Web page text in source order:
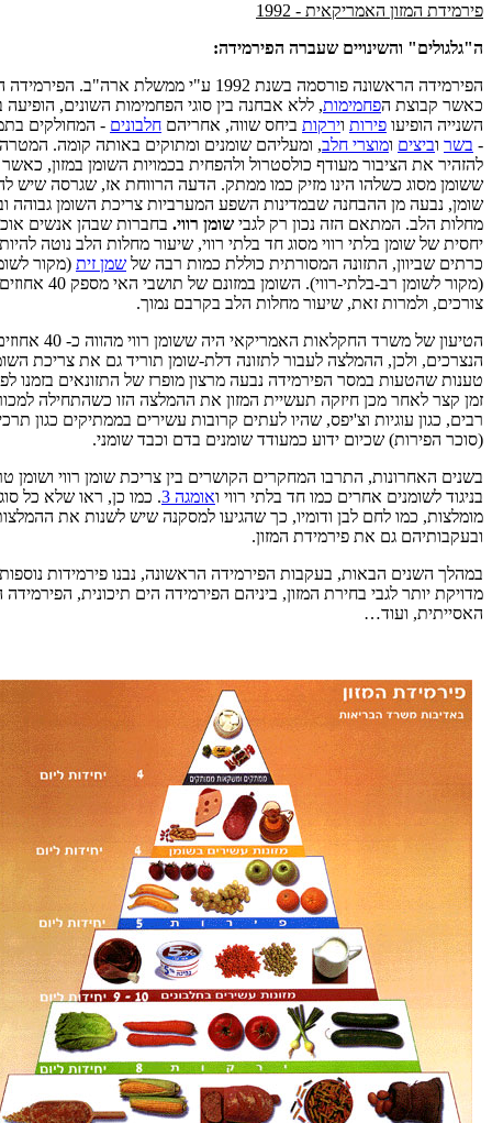
פירמידת המזון האמריקאית - 1992
ה"גלגולים" והשינויים שעברה הפירמידה:
הפירמידה הראשונה פורסמה בשנת 1992 ע"י ממשלת
כאשר קבוצת הפחמימות, ללא אבחנה בין סוגי הפחמימות השונים,
השנייה הופיעו פירות וירקות ביחס שווה, אחריהם חלבונים - המחולקים
- בשר וביצים ומוצרי חלב, ומעליהם שומנים ומתוקים באותה קומה.
להזהיר את הציבור מעודף כולסטרול ולהפחית בכמויות השומן במזון,
ששומן מסוג כשלהו הינו מזיק כמו ממתק. הדעה הרווחת אז, שגרסה שיש
שומן, נבעה מן ההבחנה שבמדינות השפע המערביות צריכת השומן גבוהה
מחלות הלב. המתאם הזה נכון רק לגבי שומן רווי. בחברות שבהן אנשים
יחסית של שומן בלתי רווי מסוג חד בלתי רווי, שיעור מחלות הלב נוטה
כרתים שביוון, התזונה המסורתית כוללת כמות רבה של שמן זית (מקור
(מקור לשומן רב-
צורכים, ולמרות זאת, שיעור מחלות הלב בקרבם נמוך.
הטיעון של משרד
הנצרכים, ולכן, ההמלצה לעבור לתזונה דלת-שומן תוריד גם את צריכת
טענות שהטעות במסר הפירמידה נבעה מרצון מופרז של התזונאים בזמנו
זמן קצר לאחר מכן חיזקה תעשיית המזון את ההמלצה הזו כשהתחילה
רבים, כגון עוגיות וצ'יפס, שהיו לעתים קרובות עשירים בממתיקים כגון
(סוכר הפירות) שכיום ידוע כמעודד שומנים בדם וכבד שומני.
בשנים האחרונות, התרבו המחקרים הקושרים בין צריכת שומן רווי ושומן
בניגוד לשומנים אחרים כמו חד בלתי רווי ואומגה 3
. כמו כן, ראו שלא כל
מומלצות, כמו לחם לבן ודומיו, כך שהגיעו למסקנה שיש לשנות את
ובעקבותיהם גם את פירמידת המזון.
במהלך השנים הבאות, בעקבות הפירמידה הראשונה, נבנו פירמידות
מדויקת יותר לגבי בחירת המזון, ביניהם הפירמידה הים תיכונית,
האסייתית, ועוד…